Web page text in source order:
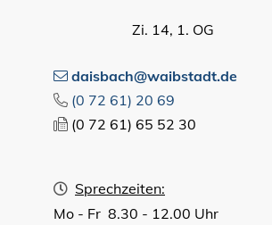
Zi. 14, 1. OG
daisbach@waibstadt.de
(0 72 61) 20 69
(0 72 61) 65 52 30
Sprechzeiten:
Mo - Fr 8.30 - 12.00 Uhr